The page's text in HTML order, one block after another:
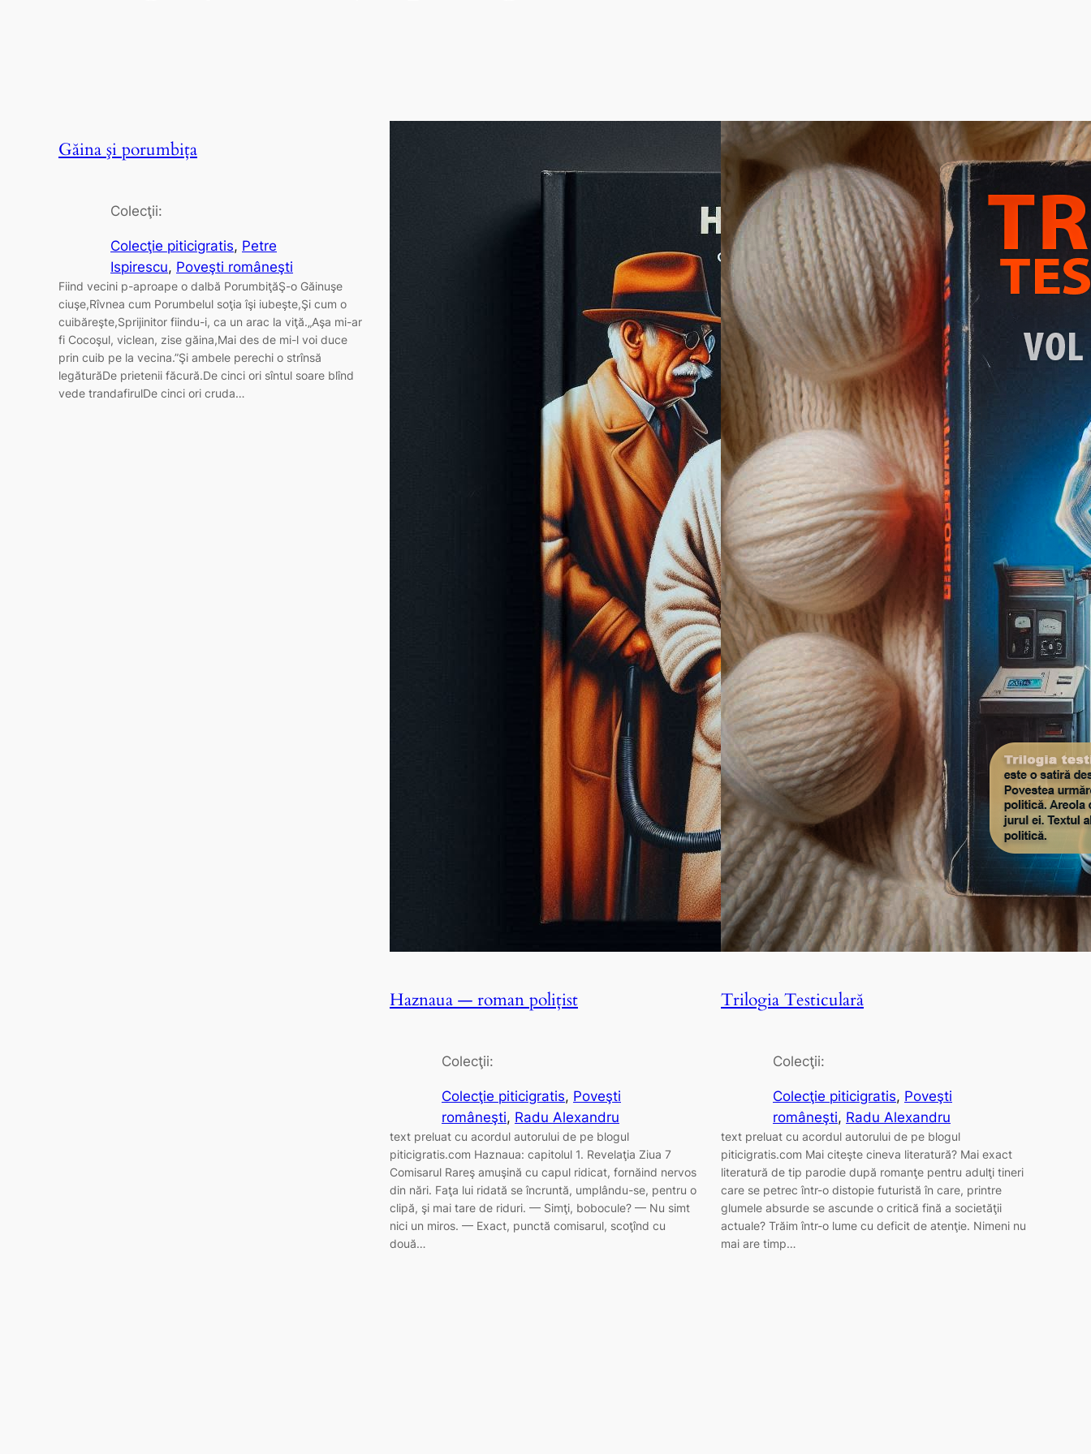
Găina şi porumbiţa
Colecţii:
Colecţie piticigratis, Petre
Ispirescu, Poveşti româneşti
Fiind vecini p-aproape o dalbă PorumbiţăŞ-o Găinuşe
ciuşe,Rîvnea cum Porumbelul soţia îşi iubeşte,Şi cum o
cuibăreşte,Sprijinitor fiindu-i, ca un arac la viţă.„Aşa mi-ar
fi Cocoşul, viclean, zise găina,Mai des de mi-l voi duce
prin cuib pe la vecina.”Şi ambele perechi o strînsă
legăturăDe prietenii făcură.De cinci ori sîntul soare blînd
vede trandafirulDe cinci ori cruda…
Haznaua — roman poliţist
Colecţii:
Colecţie piticigratis, Poveşti
româneşti, Radu Alexandru
text preluat cu acordul autorului de pe blogul
piticigratis.com Haznaua: capitolul 1. Revelaţia Ziua 7
Comisarul Rareş amuşină cu capul ridicat, fornăind nervos
din nări. Faţa lui ridată se încruntă, umplându-se, pentru o
clipă, şi mai tare de riduri. — Simţi, bobocule? — Nu simt
nici un miros. — Exact, punctă comisarul, scoţînd cu
două…
Trilogia Testiculară
Colecţii:
Colecţie piticigratis, Poveşti
româneşti, Radu Alexandru
text preluat cu acordul autorului de pe blogul
piticigratis.com Mai citeşte cineva literatură? Mai exact
literatură de tip parodie după romanţe pentru adulţi tineri
care se petrec într-o distopie futuristă în care, printre
glumele absurde se ascunde o critică fină a societăţii
actuale? Trăim într-o lume cu deficit de atenţie. Nimeni nu
mai are timp…